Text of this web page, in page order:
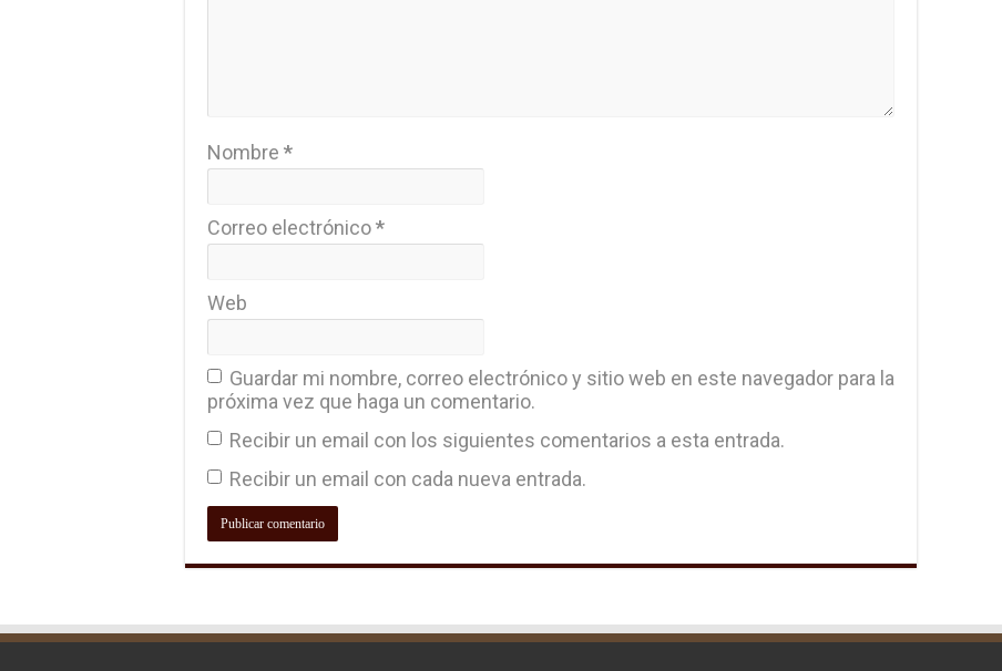
Nombre *
Correo electrónico*
Web
Guardar mi nombre, correo electrónico y sitio web en este navegador para la
próxima vez que haga un comentario.
Recibir un email con los siguientes comentarios a esta entrada.
Recibir un email con cada nueva entrada.